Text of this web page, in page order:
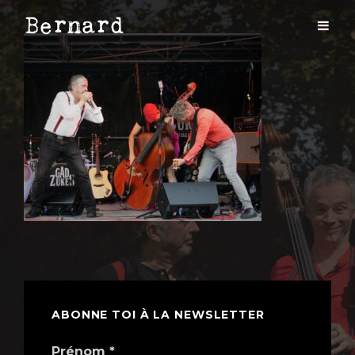
ABONNE TOI À LA NEWSLETTER
Prénom *